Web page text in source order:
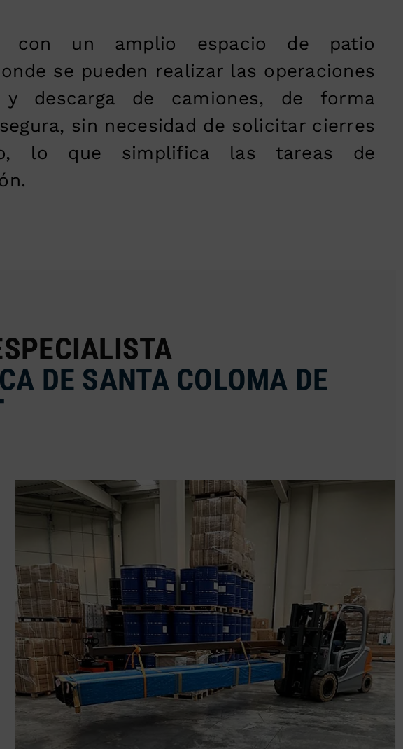
con un amplio espacio de patio
se pueden realizar las operaciones
descarga de camiones, de forma
sin necesidad de solicitar cierres
lo que simplifica las tareas de
DE SANTA COLOMA DE